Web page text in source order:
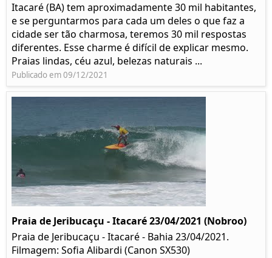
Itacaré (BA) tem aproximadamente 30 mil habitantes,
e se perguntarmos para cada um deles o que faz a
cidade ser tão charmosa, teremos 30 mil respostas
diferentes. Esse charme é difícil de explicar mesmo.
Praias lindas, céu azul, belezas naturais ...
Publicado em 09/12/2021
Praia de Jeribucaçu - Itacaré 23/04/2021 (Nobroo)
Praia de Jeribucaçu - Itacaré - Bahia 23/04/2021.
Filmagem: Sofia Alibardi (Canon SX530)